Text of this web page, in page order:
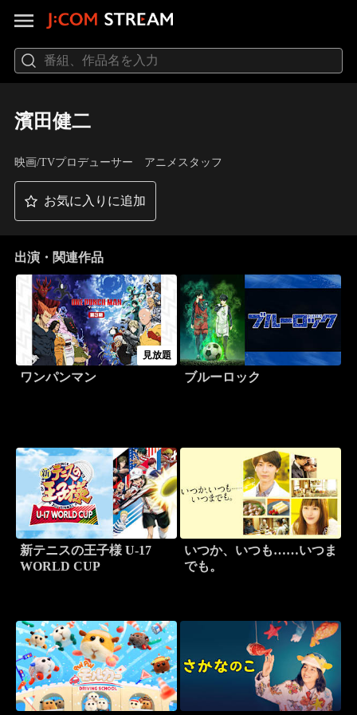
濱田健二
映画/TVプロデューサー アニメスタッフ
お気に入りに追加
出演・関連作品
見放題
ワンパンマン ブルーロック
新テニスの王子様 U-17
WORLD CUP
いつか、いつも……いつま
でも。